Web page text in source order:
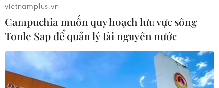
vietnamplus.vn
Campuchia muốn quy hoạch lưu vực sông
Tonle Sap để quản lý tài nguyên nước